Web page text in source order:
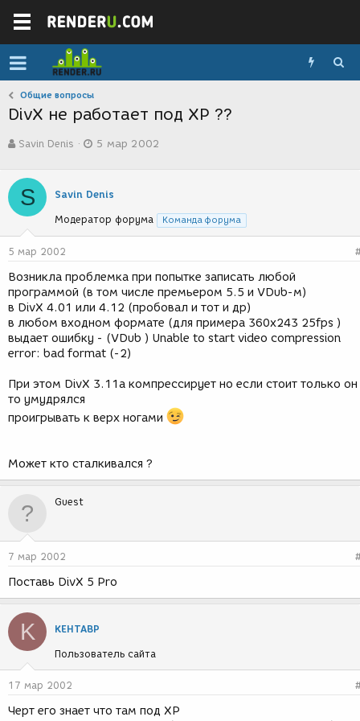
Общие вопросы
DivX не работает под XP ??
в
о
р
т
е
м
ы
Savin Denis
а
с
з
д
и
я
5 мар 2002
S Savin Denis
Модератор форума Команда форума
5 мар 2002
Возникла проблемка при попытке записать любой
программой (в том числе премьером 5.5 и VDub-м)
в DivX 4.01 или 4.12 (пробовал и тот и др)
в любом входном формате (для примера 360x243 25fps )
выдает ошибку - (VDub ) Unable to start video compression
error: bad format (-2)
При этом DivX 3.11a компрессирует но если стоит только он
то умудрялся
проигрывать к верх ногами
Может кто сталкивался ?
Guest
7 мар 2002
Поставь DivX 5 Pro
K KEHTABP
Пользователь сайта
17 мар 2002
Черт его знает что там под ХР